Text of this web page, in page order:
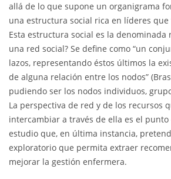
allá de lo que supone un organigrama
una estructura social rica en líderes
Esta estructura social es la denominada
una red social? Se define como “un
lazos, representando éstos últimos la
de alguna relación entre los nodos”
pudiendo ser los nodos individuos,
La perspectiva de red y de los recursos
intercambiar a través de ella es el
estudio que, en última instancia,
exploratorio que permita extraer
mejorar la gestión enfermera.